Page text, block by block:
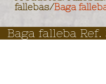
fallebas/Baga
Baga falleba Ref.